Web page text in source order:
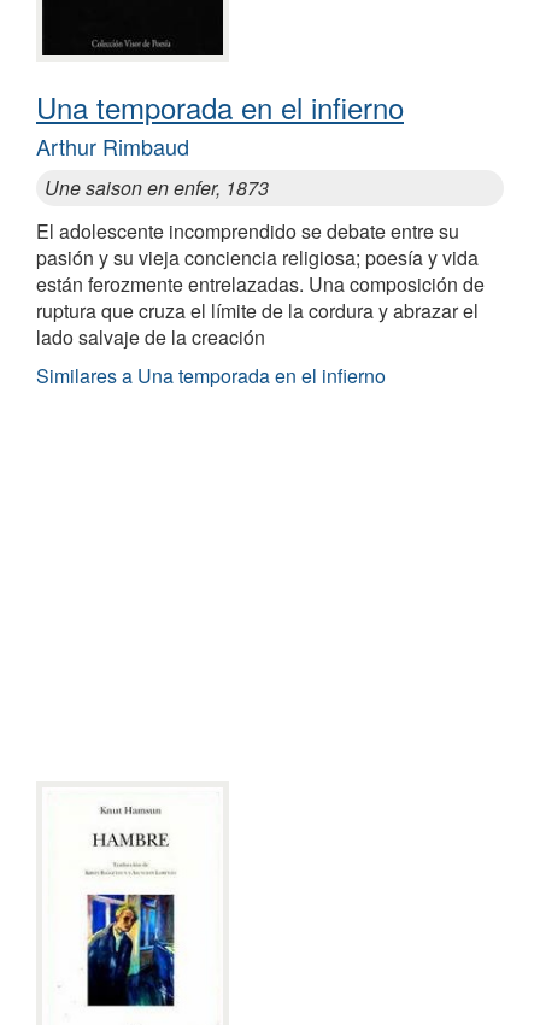
Una temporada en el infierno
Arthur Rimbaud
Une saison en enfer, 1873
El adolescente incomprendido se debate entre su
pasión y su vieja conciencia religiosa; poesía y vida
están ferozmente entrelazadas. Una composición de
ruptura que cruza el límite de la cordura y abrazar el
lado salvaje de la creación
Similares a Una temporada en el infierno